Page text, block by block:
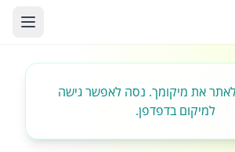
את מיקומך. נסה לאפשר גישה
למיקום בדפדפן.